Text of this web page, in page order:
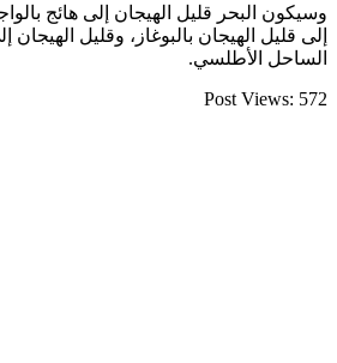
وسيكون البحر قليل الهيجان إلى هائج
إلى قليل الهيجان بالبوغاز، وقليل
الساحل الأطلسي.
Post Views: 572